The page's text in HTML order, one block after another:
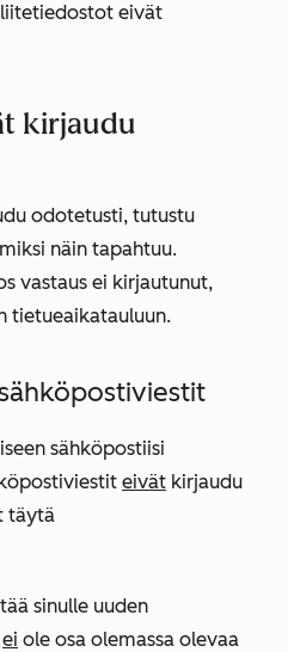
eivät
kirjaudu
odotetusti, tutustu
näin tapahtuu.
vastaus ei kirjautunut,
tietueaikatauluun.
sähköpostiisi
eivät kirjaudu
täytä
sinulle uuden
ei ole osa olemassa olevaa